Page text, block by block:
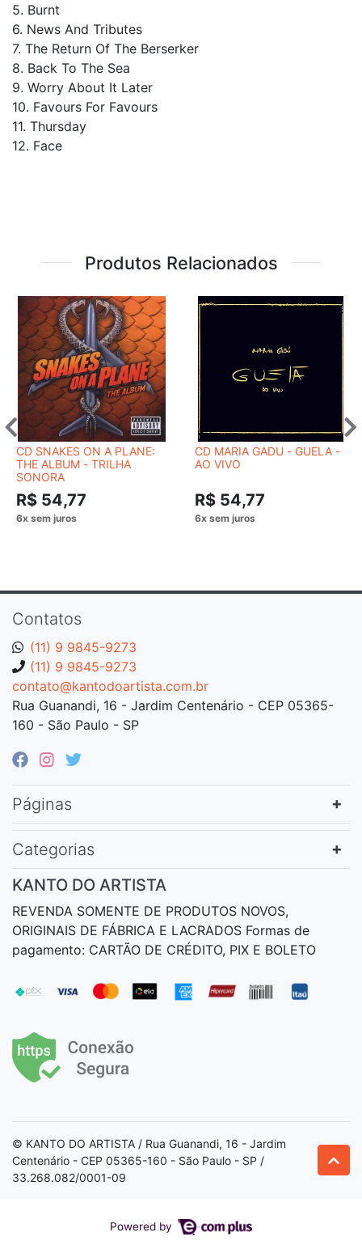
5. Burnt
6. News And Tributes
7. The Return Of The Berserker
8. Back To The Sea
9. Worry About It Later
10. Favours For Favours
11. Thursday
12. Face
Produtos Relacionados
CD SNAKES ON A PLANE:
THE ALBUM - TRILHA
SONORA
R$ 54,77
CD MARIA GADU - GUELA -
AO VIVO
R$ 54,77
Contatos
(11) 9 9845-9273
(11) 9 9845-9273
contato@kantodoartista.com.br
Rua Guanandi, 16 - Jardim Centenário - CEP 05365-
160 - São Paulo - SP
Páginas
Categorias
KANTO DO ARTISTA
REVENDA SOMENTE DE PRODUTOS NOVOS,
ORIGINAIS DE FÁBRICA E LACRADOS Formas de
pagamento: CARTÃO DE CRÉDITO, PIX E BOLETO
© KANTO DO ARTISTA / Rua Guanandi, 16 - Jardim
Centenário - CEP 05365-160 - São Paulo - SP /
33.268.082/0001-09
Powered by